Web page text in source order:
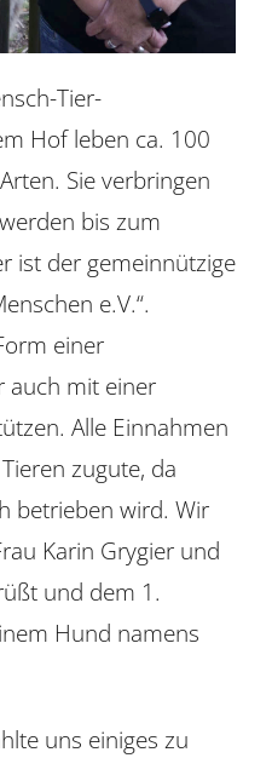
Tier-
Hof leben ca. 100
Sie verbringen
bis zum
ist der gemeinnützige
e.V.“.
einer
auch mit einer
Alle Einnahmen
zugute, da
betrieben wird. Wir
Karin Grygier und
und dem 1.
Hund namens
uns einiges zu